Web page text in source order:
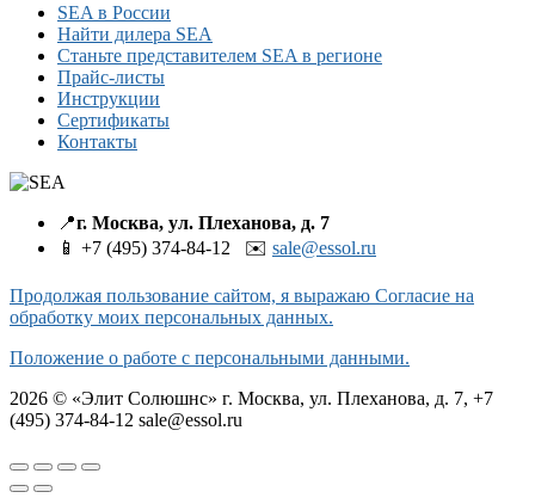
SEA в России
Найти дилера SEA
Станьте представителем SEA в регионе
Прайс-листы
Инструкции
Сертификаты
Контакты
📍г. Москва, ул. Плеханова, д. 7
📱 +7 (495) 374-84-12 ✉️ sale@essol.ru
Продолжая пользование сайтом, я выражаю Согласие на
обработку моих персональных данных.
Положение о работе с персональными данными.
2026 © «Элит Солюшнс» г. Москва, ул. Плеханова, д. 7, +7
(495) 374-84-12 sale@essol.ru